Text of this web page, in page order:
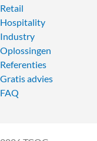
Retail
Hospitality
Industry
Oplossingen
Referenties
Gratis advies
FAQ